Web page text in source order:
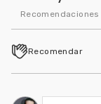
Recomendaciones
Recomendar